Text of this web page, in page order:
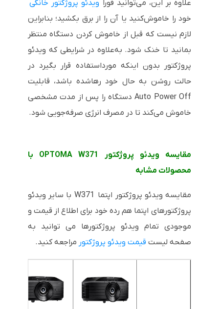
علاوه بر این، می‌توانید فوراً ویدئو پروژکتور خانگی
خود را خاموش‌کنید یا آن را از برق بکشید؛ بنابراین
لازم نیست که قبل از خاموش کردن دستگاه منتظر
بمانید تا خنک شود. به‌علاوه در شرایطی که ویدئو
پروژکتور بدون اینکه مورداستفاده قرار بگیرد در
حالت روشن به حال خود رهاشده باشد، قابلیت
Auto Power Offدستگاه را پس از مدت مشخصی
خاموش می‌کند تا در مصرف انرژی صرفه‌جویی شود.
مقایسه ویدئو پروژکتور OPTOMA W371 با
محصولات مشابه
مقایسه ویدئو پروژکتور اپتما W371 با سایر ویدئو
پروژکتورهای اپتما هم رده خود برای اطلاع از قیمت و
موجودی تمام ویدئو پروژکتورها می توانید به
صفحه لیست قیمت ویدئو پروژکتور مراجعه کنید.